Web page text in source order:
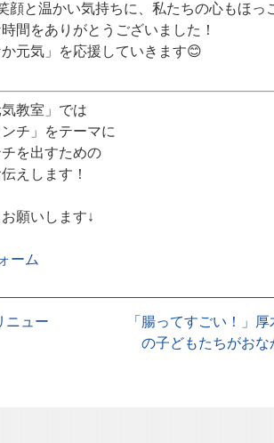
顔と温かい気持ちに、私たちの心もほっ
間をありがとうございました！
元気」を応援していきます😊
教室 」では
チ 」をテーマに
を出すための
えします！
願いします↓
ーム
ニュー
「腸ってすごい！」
の子どもたちがお